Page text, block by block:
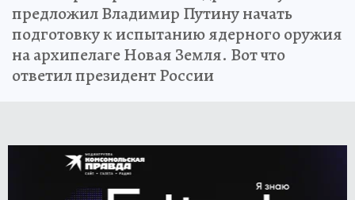
предложил Владимир Путину начать
подготовку к испытанию ядерного оружия
на архипелаге Новая Земля. Вот что
ответил президент России